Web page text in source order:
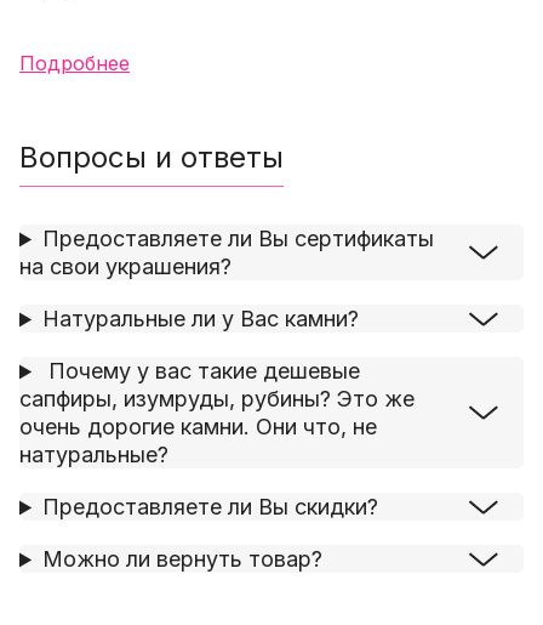
Подробнее
Вопросы и ответы
Предоставляете ли Вы сертификаты
на свои украшения?
Натуральные ли у Вас камни?
Почему у вас такие дешевые
сапфиры, изумруды, рубины? Это же
очень дорогие камни. Они что, не
натуральные?
Предоставляете ли Вы скидки?
Можно ли вернуть товар?